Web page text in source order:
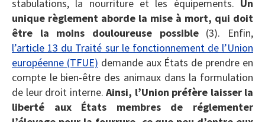
stabulations, la nourriture et les équipements. Un
unique règlement aborde la mise à mort, qui doit
être la moins douloureuse possible(3). Enfin,
l’article 13 du Traité sur le fonctionnement de l’Union
européenne (TFUE) demande aux États de prendre en
compte le bien-être des animaux dans la formulation
de leur droit interne. Ainsi, l’Union préfère laisser la
liberté aux États membres de réglementer